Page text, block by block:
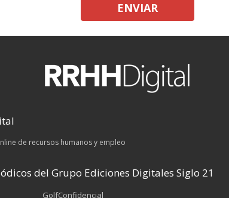
ENVIAR
de recursos humanos y empleo
del Grupo Ediciones Digitales Siglo 21
GolfConfidencial